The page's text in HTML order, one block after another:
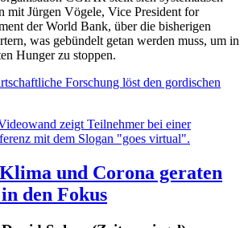
mit Jürgen Vögele, Vice President for
der World Bank, über die bisherigen
was gebündelt getan werden muss, um in
Hunger zu stoppen.
Forschung löst den gordischen
und Corona geraten
den Fokus